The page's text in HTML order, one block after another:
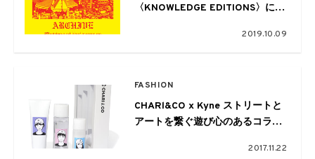
〈KNOWLEDGE EDITIONS〉によ
2019.10.09
FASHION
CHARl&CO x Kyne ストリートと
アートを繋ぐ遊び心のあるコラボ
2017.11.22